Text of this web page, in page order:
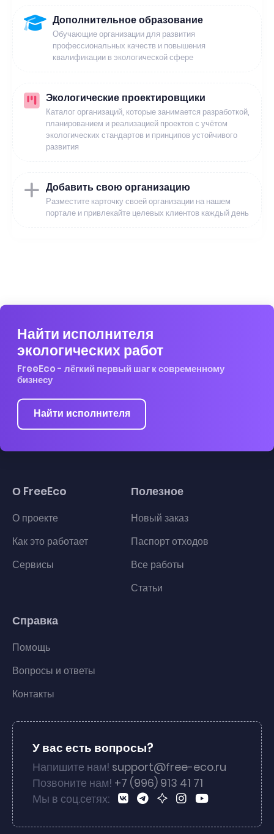
Дополнительное образование
Обучающие организации для развития
профессиональных качеств и повышения
квалификации в экологической сфере
Экологические проектировщики
Каталог организаций, которые занимается разработкой,
планированием и реализацией проектов с учётом
экологических стандартов и принципов устойчивого
развития
Добавить свою организацию
Разместите карточку своей организации на нашем
портале и привлекайте целевых клиентов каждый день
Найти исполнителя
экологических работ
FreeEco - лёгкий первый шаг к современному
бизнесу
Найти исполнителя
О FreeEco
О проекте
Как это работает
Сервисы
Полезное
Новый заказ
Паспорт отходов
Все работы
Статьи
Справка
Помощь
Вопросы и ответы
Контакты
У вас есть вопросы?
Напишите нам! support@free-eco.ru
Позвоните нам! +7 (996) 913 41 71
Мы в соц.сетях: